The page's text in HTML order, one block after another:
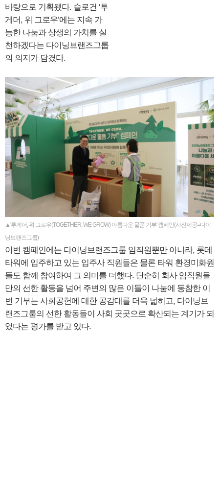
바탕으로 기획됐다. 슬로건 ‘투
게더, 위 그로우’에는 지속 가
능한 나눔과 상생의 가치를 실
천하겠다는 다이닝브랜즈그룹
의 의지가 담겼다.
▲'투게더, 위 그로우(TOGETHER, WE GROW) 아름다운 물품 기부' 캠페인(사진제공=다이
닝브랜즈그룹)
이번 캠페인에는 다이닝브랜즈그룹 임직원뿐만 아니라, 롯데
타워에 입주하고 있는 입주사 직원들은 물론 타워 환경미화원
들도 함께 참여하여 그 의미를 더했다. 단순히 회사 임직원들
만의 선한 활동을 넘어 주변의 많은 이들이 나눔에 동참한 이
번 기부는 사회공헌에 대한 공감대를 더욱 넓히고, 다이닝브
랜즈그룹의 선한 활동들이 사회 곳곳으로 확산되는 계기가 되
었다는 평가를 받고 있다.